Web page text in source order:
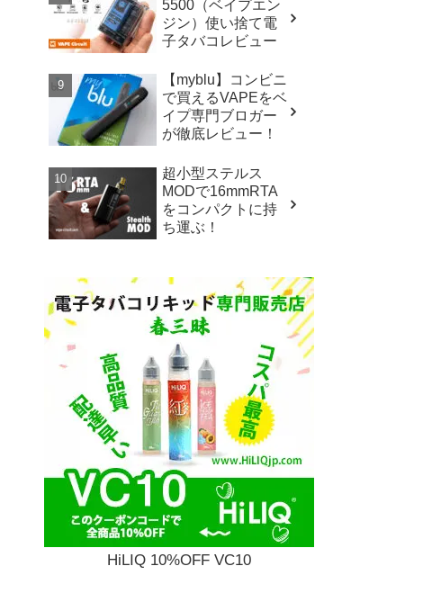
5500（ベイプエン
ジン）使い捨て電
子タバコレビュー
【myblu】コンビニ
で買えるVAPEをベ
イプ専門ブロガー
が徹底レビュー！
超小型ステルス
MODで16mmRTA
をコンパクトに持
ち運ぶ！
HiLIQ 10%OFF VC10